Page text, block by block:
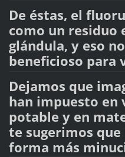
De éstas, el
como un residuo
glándula, y eso
beneficioso para
Dejamos que
han impuesto en
potable y en
te sugerimos
forma más